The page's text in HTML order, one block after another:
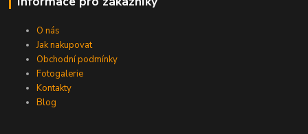
O nás
Jak nakupovat
Obchodní podmínky
Fotogalerie
Kontakty
Blog